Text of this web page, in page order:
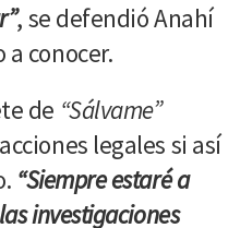
, se defendió Anahí
conocer.
de “Sálvame”
legales si así
“Siempre estaré a
investigaciones